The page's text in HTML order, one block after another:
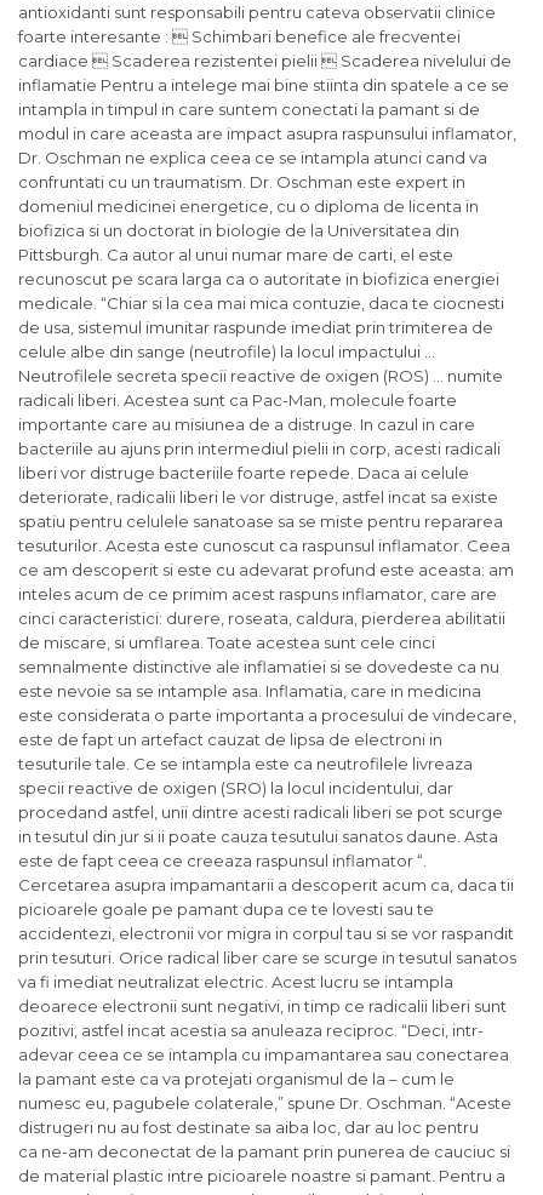
antioxidanti sunt responsabili pentru cateva observatii clinice
foarte interesante :  Schimbari benefice ale frecventei
cardiace  Scaderea rezistentei pielii  Scaderea nivelului de
inflamatie Pentru a intelege mai bine stiinta din spatele a ce se
intampla in timpul in care suntem conectati la pamant si de
modul in care aceasta are impact asupra raspunsului inflamator,
Dr. Oschman ne explica ceea ce se intampla atunci cand va
confruntati cu un traumatism. Dr. Oschman este expert in
domeniul medicinei energetice, cu o diploma de licenta in
biofizica si un doctorat in biologie de la Universitatea din
Pittsburgh. Ca autor al unui numar mare de carti, el este
recunoscut pe scara larga ca o autoritate in biofizica energiei
medicale. “Chiar si la cea mai mica contuzie, daca te ciocnesti
de usa, sistemul imunitar raspunde imediat prin trimiterea de
celule albe din sange (neutrofile) la locul impactului …
Neutrofilele secreta specii reactive de oxigen (ROS) … numite
radicali liberi. Acestea sunt ca Pac-Man, molecule foarte
importante care au misiunea de a distruge. In cazul in care
bacteriile au ajuns prin intermediul pielii in corp, acesti radicali
liberi vor distruge bacteriile foarte repede. Daca ai celule
deteriorate, radicalii liberi le vor distruge, astfel incat sa existe
spatiu pentru celulele sanatoase sa se miste pentru repararea
tesuturilor. Acesta este cunoscut ca raspunsul inflamator. Ceea
ce am descoperit si este cu adevarat profund este aceasta: am
inteles acum de ce primim acest raspuns inflamator, care are
cinci caracteristici: durere, roseata, caldura, pierderea abilitatii
de miscare, si umflarea. Toate acestea sunt cele cinci
semnalmente distinctive ale inflamatiei si se dovedeste ca nu
este nevoie sa se intample asa. Inflamatia, care in medicina
este considerata o parte importanta a procesului de vindecare,
este de fapt un artefact cauzat de lipsa de electroni in
tesuturile tale. Ce se intampla este ca neutrofilele livreaza
specii reactive de oxigen (SRO) la locul incidentului, dar
procedand astfel, unii dintre acesti radicali liberi se pot scurge
in tesutul din jur si ii poate cauza tesutului sanatos daune. Asta
este de fapt ceea ce creeaza raspunsul inflamator “.
Cercetarea asupra impamantarii a descoperit acum ca, daca tii
picioarele goale pe pamant dupa ce te lovesti sau te
accidentezi, electronii vor migra in corpul tau si se vor raspandit
prin tesuturi. Orice radical liber care se scurge in tesutul sanatos
va fi imediat neutralizat electric. Acest lucru se intampla
deoarece electronii sunt negativi, in timp ce radicalii liberi sunt
pozitivi, astfel incat acestia sa anuleaza reciproc. “Deci, intr-
adevar ceea ce se intampla cu impamantarea sau conectarea
la pamant este ca va protejati organismul de la – cum le
numesc eu, pagubele colaterale,” spune Dr. Oschman. “Aceste
distrugeri nu au fost destinate sa aiba loc, dar au loc pentru
ca ne-am deconectat de la pamant prin punerea de cauciuc si
de material plastic intre picioarele noastre si pamant. Pentru a